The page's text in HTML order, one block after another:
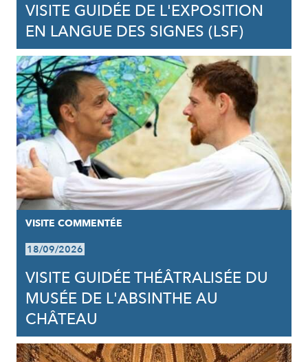
VISITE GUIDÉE DE L'EXPOSITION
EN LANGUE DES SIGNES (LSF)
VISITE COMMENTÉE
18/09/2026
VISITE GUIDÉE THÉÂTRALISÉE DU
MUSÉE DE L'ABSINTHE AU
CHÂTEAU